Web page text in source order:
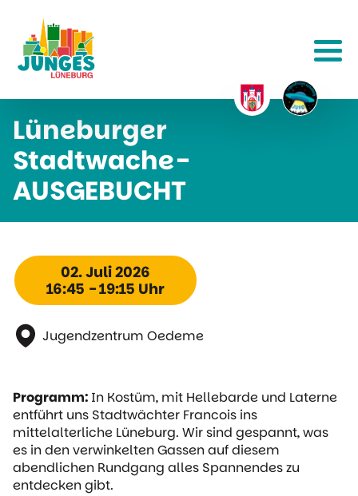
Lüneburger
Stadtwache-
AUSGEBUCHT
02. Juli 2026
16:45 - 19:15 Uhr
Jugendzentrum Oedeme
Programm: In Kostüm, mit Hellebarde und Laterne
entführt uns Stadtwächter Francois ins
mittelalterliche Lüneburg. Wir sind gespannt, was
es in den verwinkelten Gassen auf diesem
abendlichen Rundgang alles Spannendes zu
entdecken gibt.